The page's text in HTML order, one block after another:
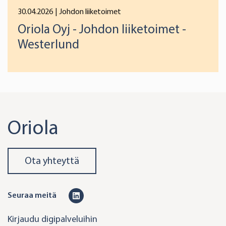
30.04.2026 | Johdon liiketoimet
Oriola Oyj - Johdon liiketoimet -
Westerlund
Oriola
Ota yhteyttä
Seuraa meitä
Kirjaudu digipalveluihin